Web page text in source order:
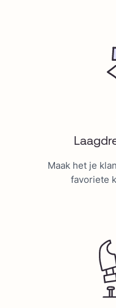
Maak het je
favoriete